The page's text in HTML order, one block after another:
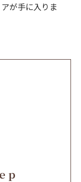
が手に入りま
ｐ